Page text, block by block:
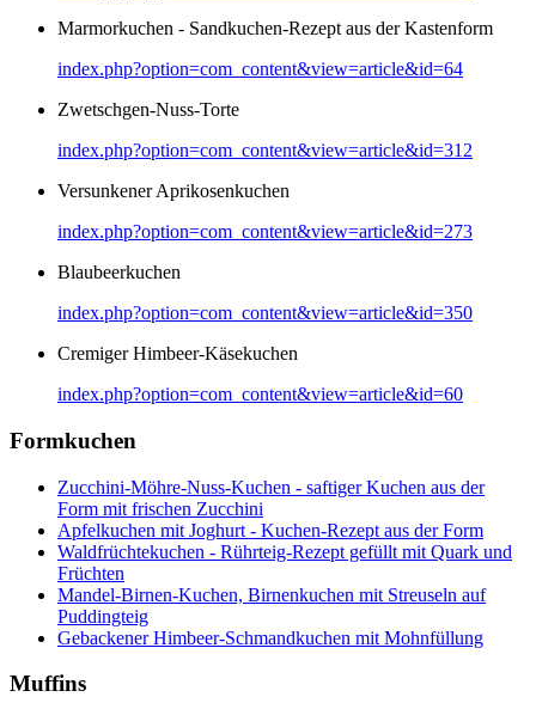
Marmorkuchen - Sandkuchen-Rezept aus der Kastenform
index.php?option=com_content&view=article&id=64
Zwetschgen-Nuss-Torte
index.php?option=com_content&view=article&id=312
Versunkener Aprikosenkuchen
index.php?option=com_content&view=article&id=273
Blaubeerkuchen
index.php?option=com_content&view=article&id=350
Cremiger Himbeer-Käsekuchen
index.php?option=com_content&view=article&id=60
Formkuchen
Zucchini-Möhre-Nuss-Kuchen - saftiger Kuchen aus der
Form mit frischen Zucchini
Apfelkuchen mit Joghurt - Kuchen-Rezept aus der Form
Waldfrüchtekuchen - Rührteig-Rezept gefüllt mit Quark und
Früchten
Mandel-Birnen-Kuchen, Birnenkuchen mit Streuseln auf
Puddingteig
Gebackener Himbeer-Schmandkuchen mit Mohnfüllung
Muffins